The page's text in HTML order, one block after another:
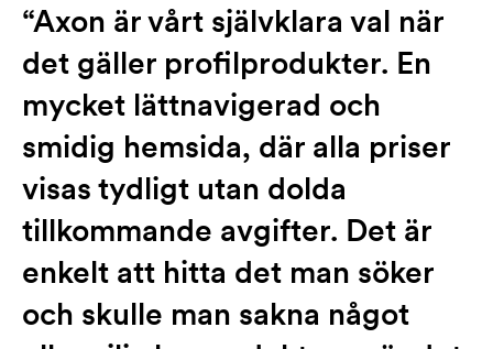
“Axon är vårt självklara val när
det gäller profilprodukter. En
mycket lättnavigerad och
smidig hemsida, där alla priser
visas tydligt utan dolda
tillkommande avgifter. Det är
enkelt att hitta det man söker
och skulle man sakna något